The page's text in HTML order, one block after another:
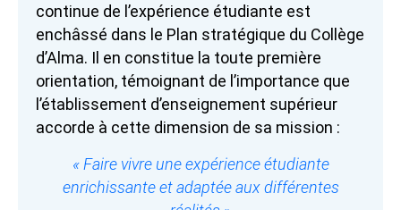
continue de l’expérience étudiante est
enchâssé dans le Plan stratégique du Collège
d’Alma. Il en constitue la toute première
orientation, témoignant de l’importance que
l’établissement d’enseignement supérieur
accorde à cette dimension de sa mission :
« Faire vivre une expérience étudiante
enrichissante et adaptée aux différentes